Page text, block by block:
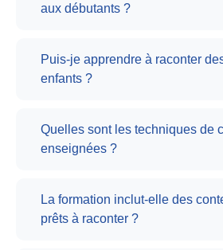
aux débutants ?
Puis-je apprendre à raconter
enfants ?
Quelles sont les techniques de
enseignées ?
La formation inclut-elle des
prêts à raconter ?